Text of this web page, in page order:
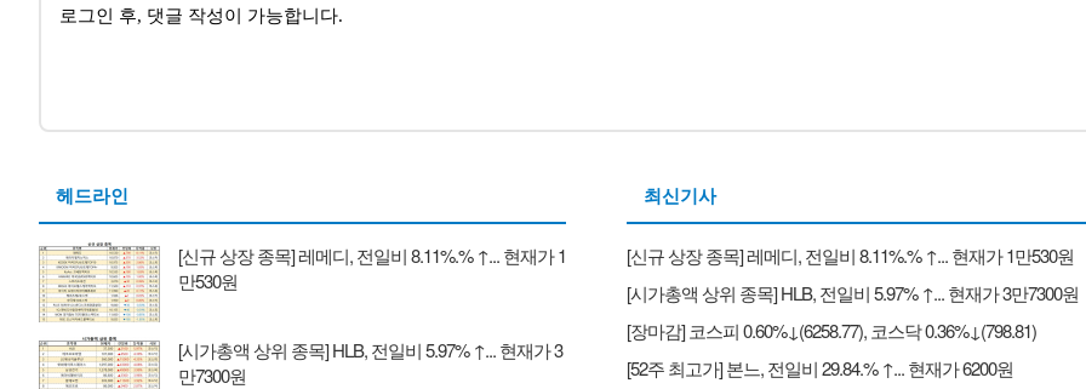
헤드라인
[신규 상장 종목] 레메디, 전일비 8.11%.% ↑... 현재가 1
만530원
[시가총액 상위 종목] HLB, 전일비 5.97% ↑... 현재가 3
만7300원
최신기사
[신규 상장 종목] 레메디, 전일비 8.11%.% ↑... 현재가 1만530원
[시가총액 상위 종목] HLB, 전일비 5.97% ↑... 현재가 3만7300원
[장마감] 코스피 0.60%↓(6258.77), 코스닥 0.36%↓(798.81)
[52주 최고가] 본느, 전일비 29.84.% ↑... 현재가 6200원